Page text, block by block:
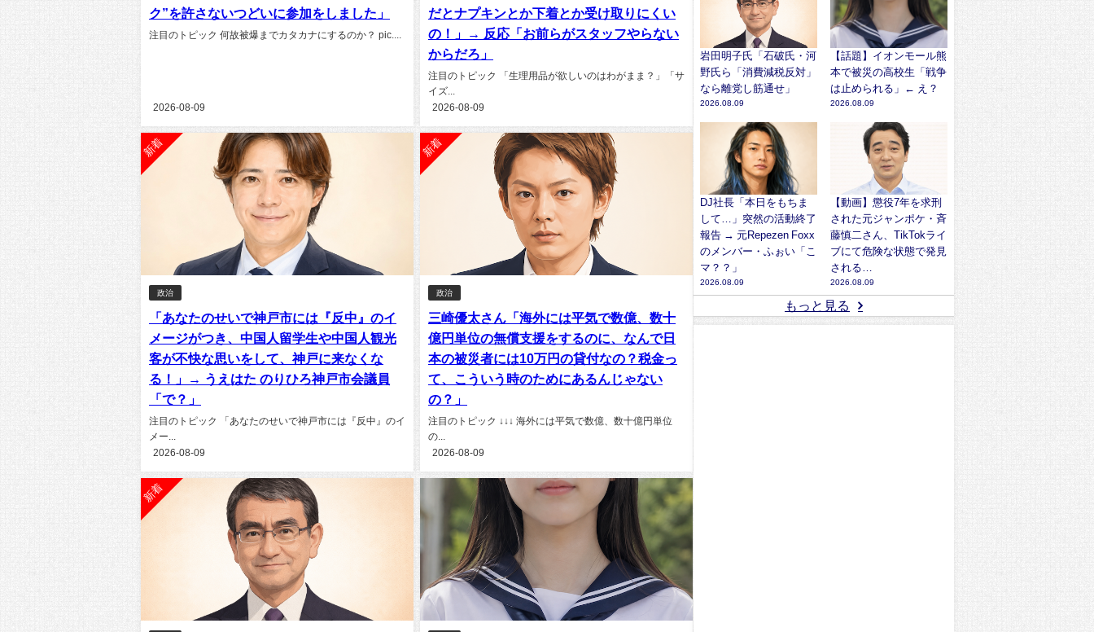
ク”を許さないつどいに参加をしました」
注目のトピック 何故被爆までカタカナにするのか？ pic....
2026-08-09
だとナプキンとか下着とか受け取りにくい
の！」→ 反応「お前らがスタッフやらない
からだろ」
注目のトピック 「生理用品が欲しいのはわがまま？」「サ
イズ...
2026-08-09
新着
政治
「あなたのせいで神戸市には『反中』のイ
メージがつき、中国人留学生や中国人観光
客が不快な思いをして、神戸に来なくな
る！」→ うえはた のりひろ神戸市会議員
「で？」
注目のトピック 「あなたのせいで神戸市には『反中』のイ
メー...
2026-08-09
新着
政治
三崎優太さん「海外には平気で数億、数十
億円単位の無償支援をするのに、なんで日
本の被災者には10万円の貸付なの？税金っ
て、こういう時のためにあるんじゃない
の？」
注目のトピック ↓↓↓ 海外には平気で数億、数十億円単位
の...
2026-08-09
新着
岩田明子氏「石破氏・河
野氏ら「消費減税反対」
なら離党し筋通せ」
2026.08.09
【話題】イオンモール熊
本で被災の高校生「戦争
は止められる」← え？
2026.08.09
DJ社長「本日をもちま
して…」突然の活動終了
報告 → 元Repezen Foxx
のメンバー・ふぉい「こ
マ？？」
2026.08.09
【動画】懲役7年を求刑
された元ジャンポケ・斉
藤慎二さん、TikTokライ
ブにて危険な状態で発見
される…
2026.08.09
もっと見る